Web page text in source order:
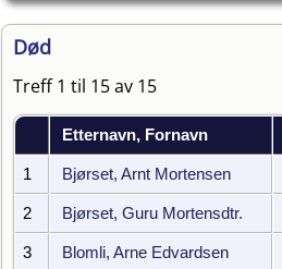
Død
Treff 1 til 15 av 15
Etternavn, Fornavn
1 Bjørset, Arnt Mortensen
2 Bjørset, Guru Mortensdtr.
3 Blomli, Arne Edvardsen